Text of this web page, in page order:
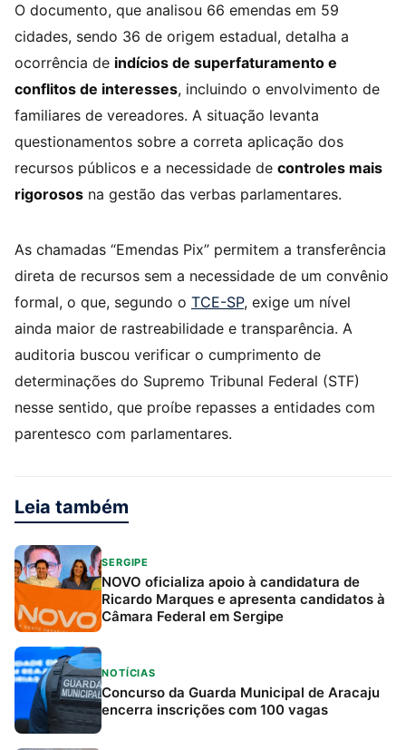
O documento, que analisou 66 emendas em 59
cidades, sendo 36 de origem estadual, detalha a
ocorrência de indícios de superfaturamento e
conflitos de interesses, incluindo o envolvimento de
familiares de vereadores. A situação levanta
questionamentos sobre a correta aplicação dos
recursos públicos e a necessidade de controles mais
rigorosos na gestão das verbas parlamentares.
As chamadas “Emendas Pix” permitem a transferência
direta de recursos sem a necessidade de um convênio
formal, o que, segundo o TCE-SP, exige um nível
ainda maior de rastreabilidade e transparência. A
auditoria buscou verificar o cumprimento de
determinações do Supremo Tribunal Federal (STF)
nesse sentido, que proíbe repasses a entidades com
parentesco com parlamentares.
Leia também
SERGIPE
NOVO oficializa apoio à candidatura de
Ricardo Marques e apresenta candidatos à
Câmara Federal em Sergipe
NOTÍCIAS
Concurso da Guarda Municipal de Aracaju
encerra inscrições com 100 vagas